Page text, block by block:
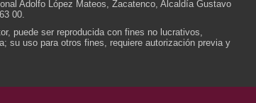
Adolfo López Mateos, Zacatenco, Alcaldía Gustavo
00.
puede ser reproducida con fines no lucrativos,
su uso para otros fines, requiere autorización previa y